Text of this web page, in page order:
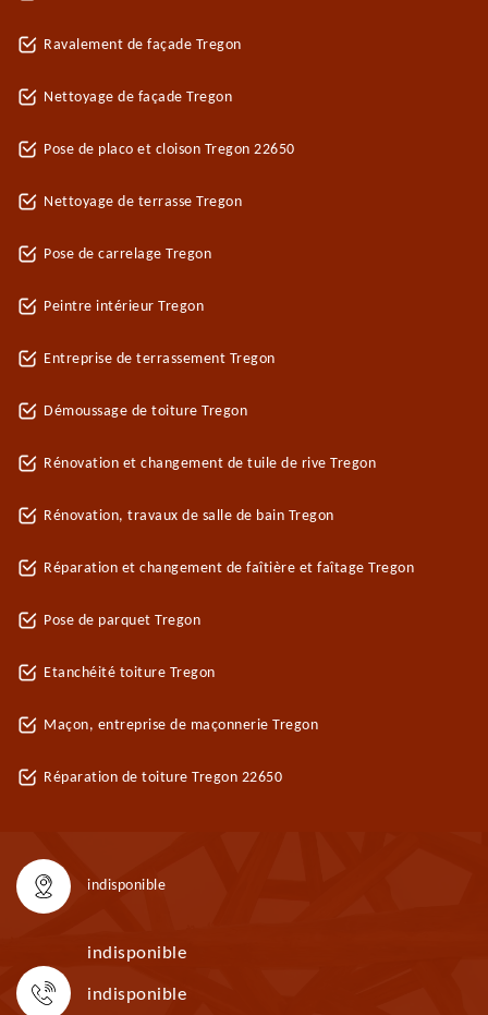
Ravalement de façade Tregon
Nettoyage de façade Tregon
Pose de placo et cloison Tregon 22650
Nettoyage de terrasse Tregon
Pose de carrelage Tregon
Peintre intérieur Tregon
Entreprise de terrassement Tregon
Démoussage de toiture Tregon
Rénovation et changement de tuile de rive Tregon
Rénovation, travaux de salle de bain Tregon
Réparation et changement de faîtière et faîtage Tregon
Pose de parquet Tregon
Etanchéité toiture Tregon
Maçon, entreprise de maçonnerie Tregon
Réparation de toiture Tregon 22650
indisponible
indisponible
indisponible